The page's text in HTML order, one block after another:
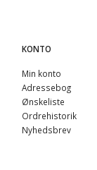
KONTO
Min konto
Adressebog
Ønskeliste
Ordrehistorik
Nyhedsbrev